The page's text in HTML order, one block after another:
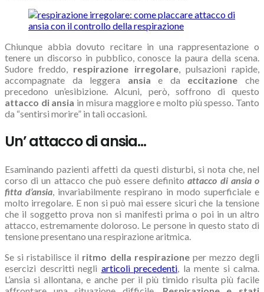
Chiunque abbia dovuto recitare in una rappresentazione o
tenere un discorso in pubblico, conosce la paura della scena.
Sudore freddo, respirazione irregolare, pulsazioni rapide,
accompagnate da leggera ansia e da eccitazione che
precedono un’esibizione. Alcuni, però, soffrono di questo
attacco di ansia in misura maggiore e molto più spesso. Tanto
da “sentirsi morire” in tali occasioni.
Un’ attacco di ansia…
Esaminando pazienti affetti da questi disturbi, si nota che, nel
corso di un attacco che può essere definitoattacco di ansia o
fitta d’ansia , invariabilmente respirano in modo superficiale e
molto irregolare. E non si può mai essere sicuri che la tensione
che il soggetto prova non si manifesti prima o poi in un altro
attacco, estremamente doloroso. Le persone in questo stato di
tensione presentano una respirazione aritmica.
Se si ristabilisce il ritmo della respirazioneper mezzo degli
esercizi descritti negli articoli precedenti , la mente si calma.
L’ansia si allontana, e anche per il più timido risulta più facile